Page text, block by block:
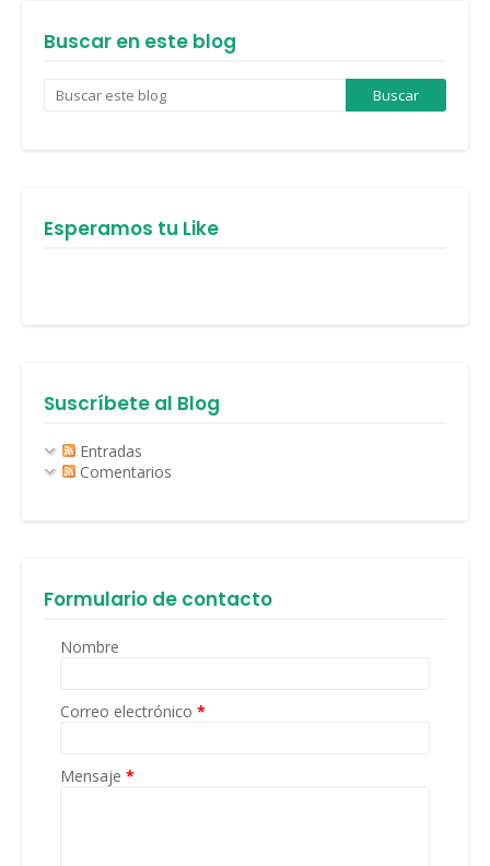
Buscar en este blog
Esperamos tu Like
Suscríbete al Blog
Entradas
Comentarios
Formulario de contacto
Nombre
Correo electrónico *
Mensaje *